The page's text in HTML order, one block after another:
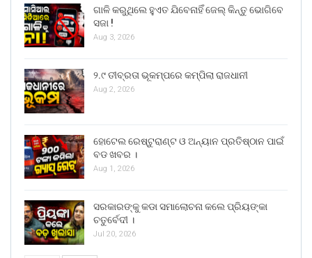
ଗାଳି କରୁଥିଲେ ହୁଏତ ଯିବେନାହିଁ ଜେଲ୍ କିନ୍ତୁ ଭୋଗିବେ
ସଜା !
Aug 3, 2026
୨.୯ ତୀବ୍ରତା ଭୂକମ୍ପରେ କମ୍ପିଲା ରାଜଧାନୀ
Aug 2, 2026
ହୋଟେଲ ରେଷ୍ଟୁରାଣ୍ଟ ଓ ଅନ୍ୟାନ ପ୍ରତିଷ୍ଠାନ ପାଇଁ
ବଡ ଖବର ।
Aug 1, 2026
ସରକାରଙ୍କୁ କଡା ସମାଲୋଚନା କଲେ ପ୍ରିୟଙ୍କା
ଚତୁର୍ବେଦୀ ।
Jul 20, 2026